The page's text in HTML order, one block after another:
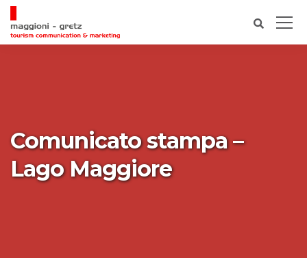
Comunicato stampa –
Lago Maggiore